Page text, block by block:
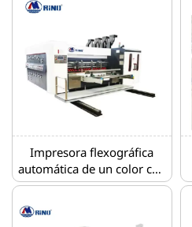
Impresora flexográfica
automática de un color con
troqueladora